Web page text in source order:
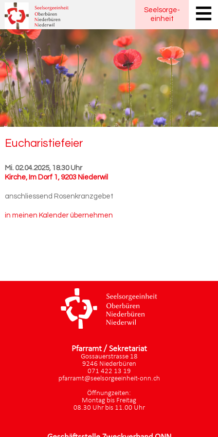
Seelsorge-
einheit
Eu­cha­ris­tie­fei­er
Mi. 02.04.2025, 18.30 Uhr
Kirche, Im Dorf 1, 9203 Niederwil
anschliessend Rosenkranzgebet
in meinen Kalender übernehmen
Pfarramt / Sekretariat
Gossauerstrasse 18
9246 Niederbüren
071 422 13 19
pfarramt@seelsorgeeinheit-onn.ch
Öffnungzeiten:
Montag bis Freitag
08.30 Uhr bis 11.00 Uhr